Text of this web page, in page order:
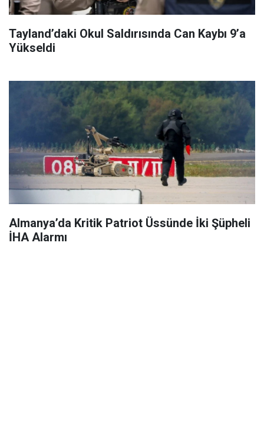
Tayland’daki Okul Saldırısında Can Kaybı 9’a
Yükseldi
Almanya’da Kritik Patriot Üssünde İki Şüpheli
İHA Alarmı